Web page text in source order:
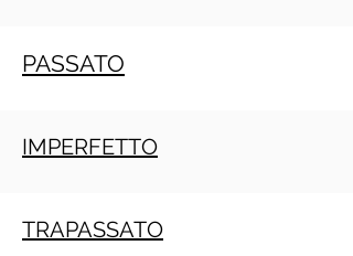
PASSATO
IMPERFETTO
TRAPASSATO